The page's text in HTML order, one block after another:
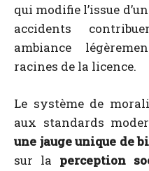
qui modifie l’issue
accidents
ambiance
racines de la licence.
Le système de
aux standards
une jauge unique de
sur la perception